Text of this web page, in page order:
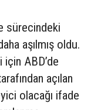
sürecindeki
aşılmış oldu.
için ABD’de
açılan
olacağı ifade